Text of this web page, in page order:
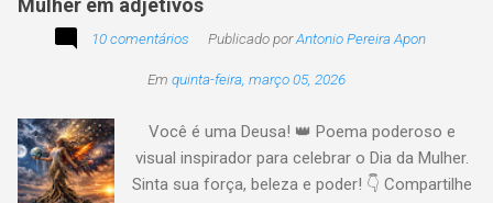
Mulher em adjetivos
10 comentários Publicado porAntonio Pereira Apon
Em quinta-feira, março 05, 2026
Você é uma Deusa! 👑 Poema poderoso e
visual inspirador para celebrar o Dia da Mulher.
Sinta sua força, beleza e poder! 👇 Compartilhe